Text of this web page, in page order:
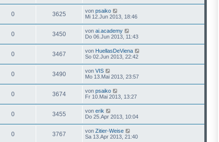
0 3625 von psaiko
Mi 12.Jun 2013, 18:46
0 3450 von ai.academy
Do 06.Jun 2013, 11:43
0 3467 von HuellasDeViena
So 02.Jun 2013, 22:42
0 3490 von VIS
Mo 13.Mai 2013, 23:57
0 3674 von psaiko
Fr 10.Mai 2013, 13:27
0 3455 von erik
Do 25.Apr 2013, 10:04
0 3767 von Zitier-Weise
Sa 13.Apr 2013, 21:40